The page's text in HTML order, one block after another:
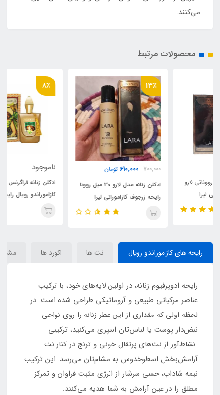
می‌کنند.
محصولات مرتبط
تومان
ادکلن زنانه مدل لارو 30 میل روونا
رایحه زرجوف کازاموراتی لیرا
Rovena Rovenati Laro (Lira)
ادکلن زنانه فراگرنس ورد مدل
کازاموراندو رویال رایحه کازاموراتی
زرجف-زرژاف لیرا(casamorando
رایحه های کازاموراندو رویال نت ها اکورد ها
رایحه ادوپرفیوم زنانه، در اولین لایه‌های خود، با ترکیب
عناصر مرکباتی طبیعی و آروماتیکی طراحی شده است. در
لحظه اولی که مقداری از این عطر زنانه را روی نواحی
نبض‌دار پوست یا لباس‌تان اسپری می‌کنید، ترکیبی
نشاط‌آور از نت‌های پرتقال خونی و ترنج در کنار نت
آرامش‌بخش اسطوخدوس به مشام‌تان می‌رسد. این ترکیب
نیمه شاداب، حسی سرشار از انرژی مثبت فراوان و تمرکز
مطلق را در عین آرامش به شما هدیه می‌کنند.